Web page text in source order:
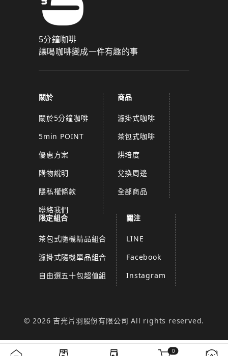
5分鐘咖啡
讓喝咖啡變成一件有趣的事
關於
關於5分鐘咖啡
5min POINT
優惠方案
購物說明
隱私權條款
聯絡我們
商品
濾掛式咖啡
茶包式咖啡
烘培度
兌換周邊
全部商品
限定組合
茶包式隨機精品組合
濾掛式隨機單品組合
自由選五十包超值組
關注
LINE
Facebook
Instagram
© 2026 吉光片羽股份有限公司 All rights reserved.
0
取消